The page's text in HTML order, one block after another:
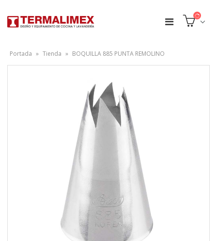
Portada » Tienda » BOQUILLA 885 PUNTA REMOLINO